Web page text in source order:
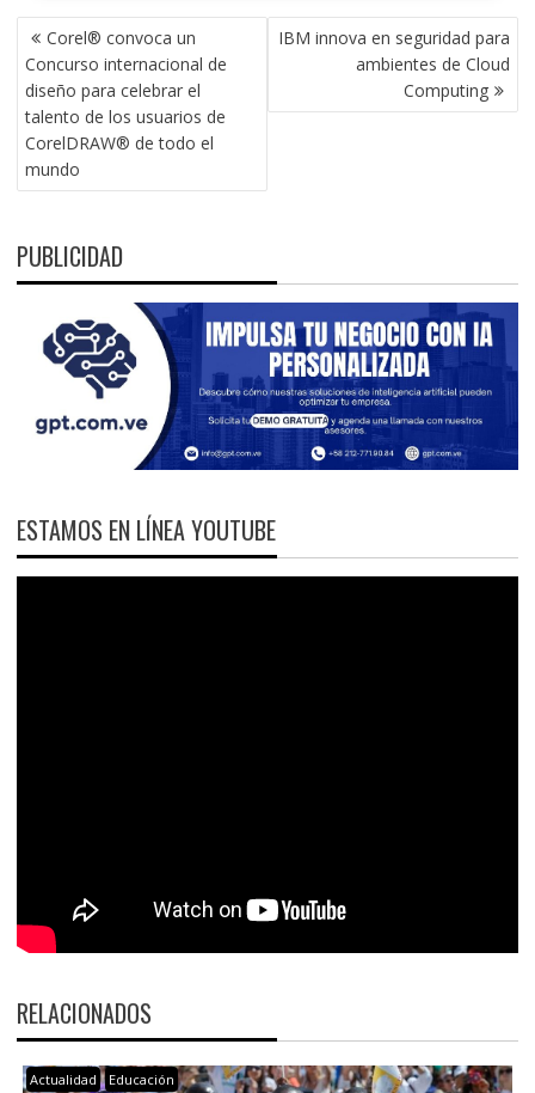
NAVEGACIÓN
DE
ENTRADAS
Corel® convoca un
Concurso internacional de
diseño para celebrar el
talento de los usuarios de
CorelDRAW® de todo el
mundo
IBM innova en seguridad para
ambientes de Cloud
Computing
PUBLICIDAD
ESTAMOS EN LÍNEA YOUTUBE
RELACIONADOS
Actualidad Educación